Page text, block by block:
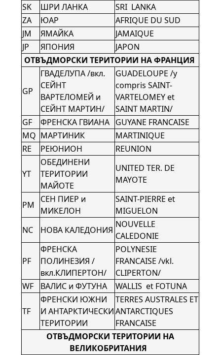
SK ШРИ ЛАНКА
SRI LANKA
ZA
ЮАР
AFRIQUE DU SUD
JM
ЯМАЙКА
JAMAIQUE
JP
ЯПОНИЯ
JAPОN
ОТВЪДМОРСКИ ТЕРИТОРИИ НА ФРАНЦИЯ
GP
ГВАДЕЛУПА /вкл.
СЕЙНТ
ВАРТЕЛОМЕЙ и
СЕЙНТ МАРТИН/
GUADELOUPE /y
compris SAINT-
VARTELOMEY et
SAINT MARTIN/
GF
ФРЕНСКА ГВИАНА GUYANE FRANCAISE
MQ МАРТИНИК
MARTINIQUE
RE
РЕЮНИОН REUNION
YT
ОБЕДИНЕНИ
ТЕРИТОРИИ
МАЙОТЕ
UNITED TER. DE
MAYOTE
PM
СЕН ПИЕР и
МИКЕЛОН
SAINT-PIERRE et
MIGUELON
NC
НОВА КАЛЕДОНИЯ
NOUVELLE
CALEDONIE
PF
ФРЕНСКА
ПОЛИНЕЗИЯ /
вкл.КЛИПЕРТОН/
POLYNESIE
FRANCAISE /vkl.
CLIPERTON/
WF
ВАЛИС и ФУТУНА WALLIS et FOTUNA
TF
ФРЕНСКИ ЮЖНИ
И АНТАРКТИЧЕСКИ
ТЕРИТОРИИ
TERRES AUSTRALES ET
ANTARCTIQUES
FRANCAISE
ОТВЪДМОРСКИ ТЕРИТОРИИ НА
ВЕЛИКОБРИТАНИЯ